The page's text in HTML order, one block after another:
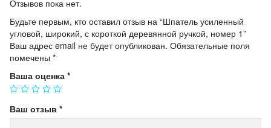
Отзывов пока нет.
Будьте первым, кто оставил отзыв на “Шпатель усиленный
угловой, широкий, с короткой деревянной ручкой, номер 1”
Ваш адрес email не будет опубликован. Обязательные поля
помечены *
Ваша оценка *
Ваш отзыв *